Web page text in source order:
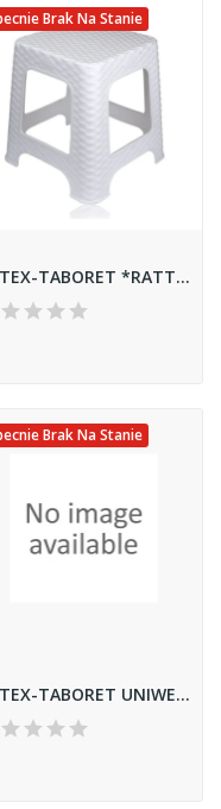
Brak Na Stanie
KATEX-TABORET *RATTAN* MIDI BIAŁY
Brak Na Stanie
KATEX-TABORET UNIWERSALNY *NOWY*